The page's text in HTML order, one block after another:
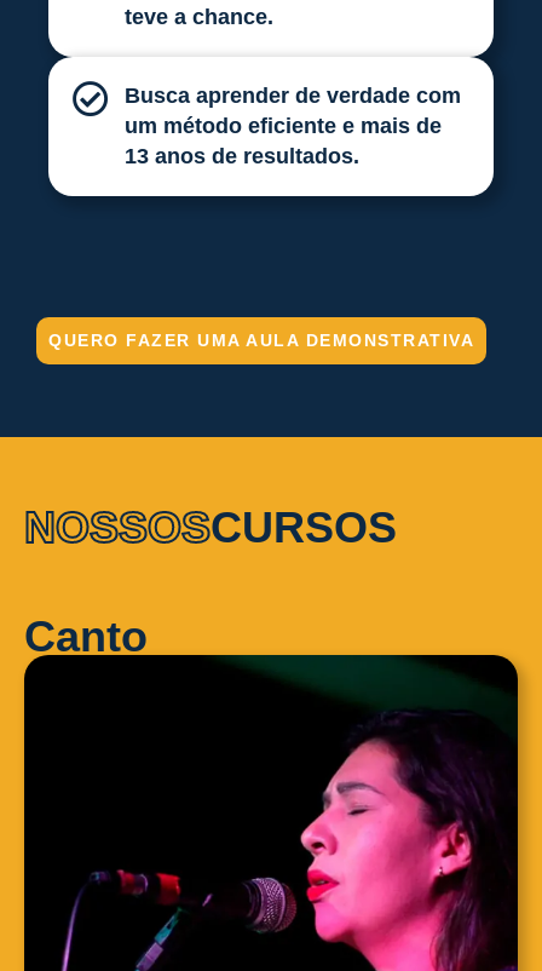
teve a chance.
Busca aprender de verdade com
um método eficiente e mais de
13 anos de resultados.
QUERO FAZER UMA AULA DEMONSTRATIVA
NOSSOSCURSOS
Canto